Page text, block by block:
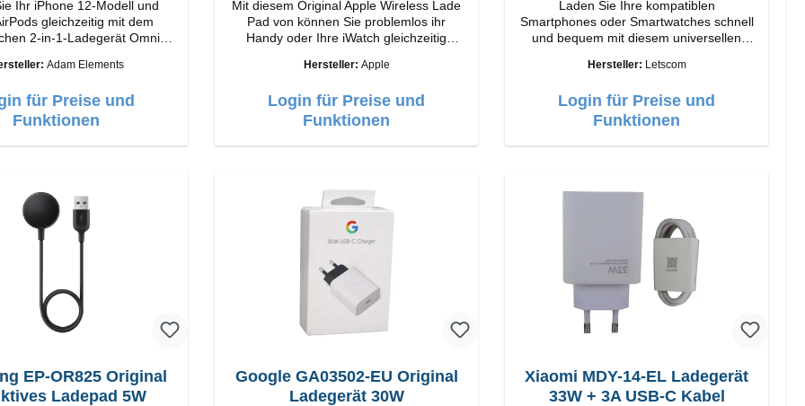
Ihr iPhone 12-Modell und
gleichzeitig mit dem
2-in-1-Ladegerät Omnia
Ladetechnologie und
W Leistung und MagSafe-
ermöglicht das Design mit
der Ladeposition für das
15 W für schnelles Laden
mit der MagSafe-Technologie
12-Serie Laden Sie Ihr
mit einer maximalen
von 5 W Intelligente
Lade-LED-Anzeige
Adam Elements
für Preise und
Funktionen
Mit diesem Original Apple Wireless Lade
Pad von können Sie problemlos ihr
Handy oder Ihre iWatch gleichzeitig
liegend oder der Ständer hochgeklappt
Kabelloses Laden Farbe: Weiss
Hersteller: Apple
Login für Preise und
Funktionen
Laden Sie Ihre kompatiblen
Smartphones oder Smartwatches schnell
und bequem mit diesem universellen
Saugnapfhalterung kann das Gerät
werden. Hinweis: Ein Car-Charger ist
nicht im Lieferumfang enthalten.
W / 10 W Standardladen: 5 W QI-
Hersteller: Letscom
Login für Preise und
Funktionen
EP-OR825 Original
Ladepad 5W
Google GA03502-EU Original
Ladegerät 30W
Xiaomi MDY-14-EL Ladegerät
33W + 3A USB-C Kabel